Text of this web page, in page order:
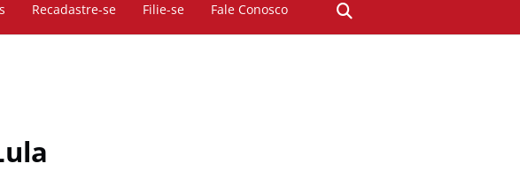
Recadastre-se Filie-se Fale Conosco